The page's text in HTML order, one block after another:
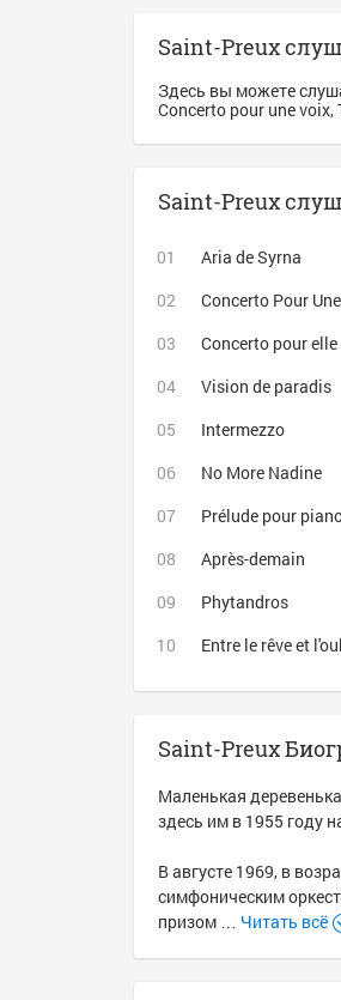
Saint-Preux
Здесь вы можете
Concerto pour une
Saint-Preux
Aria de Syrna
Concerto Pour
Concerto pour elle
Vision de paradis
Intermezzo
No More Nadine
Prélude pour
Après-demain
Phytandros
Entre le rêve et
Saint-Preux
Маленькая
здесь им в 1955 году
В августе 1969, в
симфоническим
призом … Читать всё